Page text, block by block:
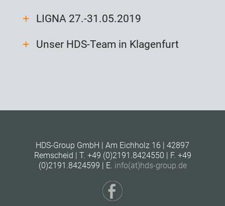
LIGNA 27.-31.05.2019
Unser HDS-Team in Klagenfurt
HDS-Group GmbH | Am Eichholz 16 | 42897
Remscheid | T. +49 (0)2191.8424550 | F. +49
(0)2191.8424599 | E. info(at)hds-group.de